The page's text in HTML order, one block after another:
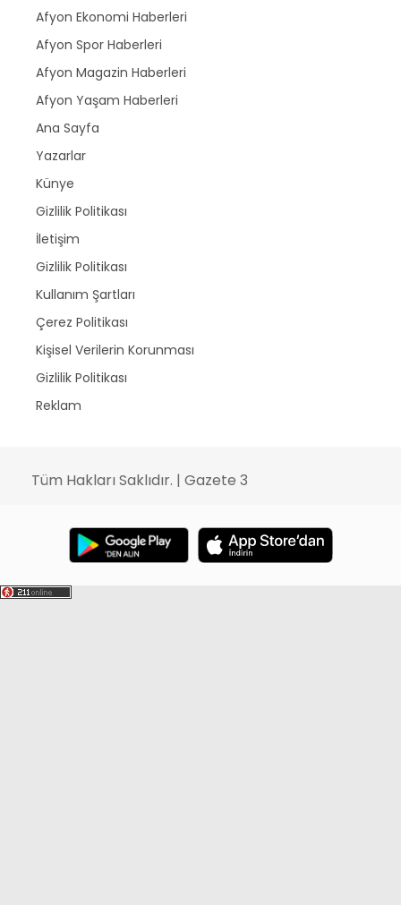
Afyon Ekonomi Haberleri
Afyon Spor Haberleri
Afyon Magazin Haberleri
Afyon Yaşam Haberleri
Ana Sayfa
Yazarlar
Künye
Gizlilik Politikası
İletişim
Gizlilik Politikası
Kullanım Şartları
Çerez Politikası
Kişisel Verilerin Korunması
Gizlilik Politikası
Reklam
Tüm Hakları Saklıdır. | Gazete 3